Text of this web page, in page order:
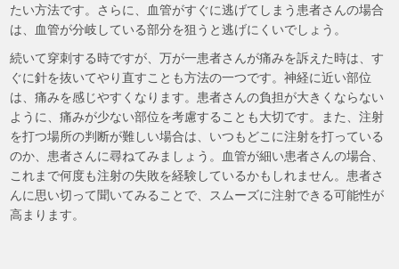
たい方法です。さらに、血管がすぐに逃げてしまう患者さんの場合
は、血管が分岐している部分を狙うと逃げにくいでしょう。
続いて穿刺する時ですが、万が一患者さんが痛みを訴えた時は、す
ぐに針を抜いてやり直すことも方法の一つです。神経に近い部位
は、痛みを感じやすくなります。患者さんの負担が大きくならない
ように、痛みが少ない部位を考慮することも大切です。また、注射
を打つ場所の判断が難しい場合は、いつもどこに注射を打っている
のか、患者さんに尋ねてみましょう。血管が細い患者さんの場合、
これまで何度も注射の失敗を経験しているかもしれません。患者さ
んに思い切って聞いてみることで、スムーズに注射できる可能性が
高まります。